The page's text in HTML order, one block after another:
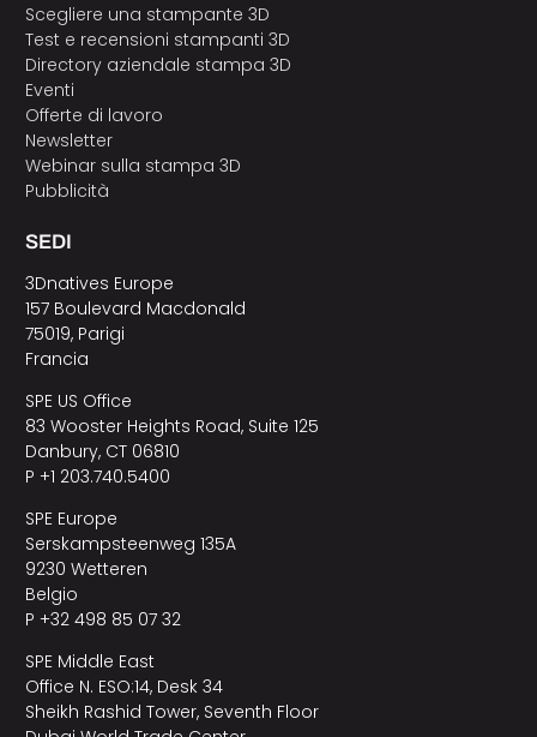
Scegliere una stampante 3D
Test e recensioni stampanti 3D
Directory aziendale stampa 3D
Eventi
Offerte di lavoro
Newsletter
Webinar sulla stampa 3D
Pubblicità
SEDI
3Dnatives Europe
157 Boulevard Macdonald
75019, Parigi
Francia
SPE US Office
83 Wooster Heights Road, Suite 125
Danbury, CT 06810
P +1 203.740.5400
SPE Europe
Serskampsteenweg 135A
9230 Wetteren
Belgio
P +32 498 85 07 32
SPE Middle East
Office N. ESO:14, Desk 34
Sheikh Rashid Tower, Seventh Floor